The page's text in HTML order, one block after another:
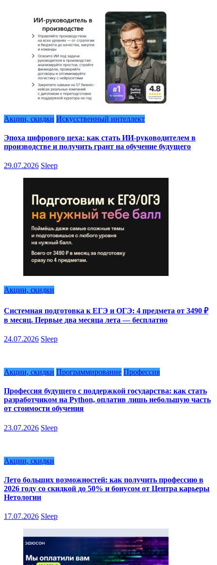
Акции, скидки Искусственный интеллект
Эпоха цифрового цеха: как стать ИИ-руководителем в
производстве и получить грант на обучение будущего
29.07.2026 Sleep
Акции, скидки
Системная подготовка к ЕГЭ и ОГЭ: 4 предмета от 3490 ₽
в месяц. Первые два месяца лета — бесплатно
24.07.2026 Sleep
Акции, скидки Программирование Профессия
Профессия будущего с поддержкой государства: как стать
разработчиком на Python, оплатив лишь небольшую часть
от стоимости обучения
23.07.2026 Sleep
Акции, скидки
Лето больших возможностей: как получить профессию в
2026 году со скидкой до 50% и бонусом от Центра карьеры
Нетологии
17.07.2026 Sleep